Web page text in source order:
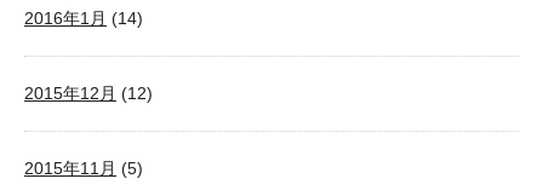
2016年1月 (14)
2015年12月 (12)
2015年11月 (5)